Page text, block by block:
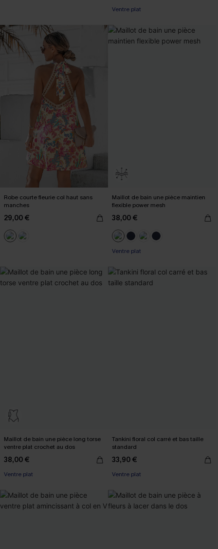
Ventre plat
Robe courte fleurie col haut sans
manches
29,00 €
Maillot de bain une pièce maintien
flexible power mesh
38,00 €
Ventre plat
Maillot de bain une pièce long torse
ventre plat crochet au dos
38,00 €
Ventre plat
Tankini floral col carré et bas taille
standard
33,90 €
Ventre plat